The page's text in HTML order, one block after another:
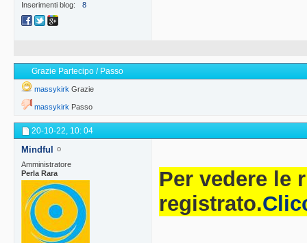
Inserimenti blog
8
Grazie Partecipo / Passo
massykirk Grazie
massykirk Passo
20-10-22, 10: 04
Mindful
Amministratore
Perla Rara
Per vedere le
registrato.